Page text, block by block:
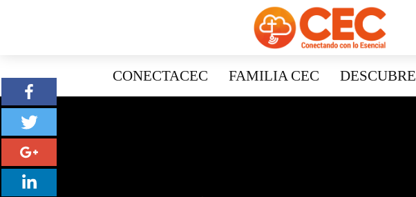
CONECTACEC FAMILIA CEC DESCUBRE